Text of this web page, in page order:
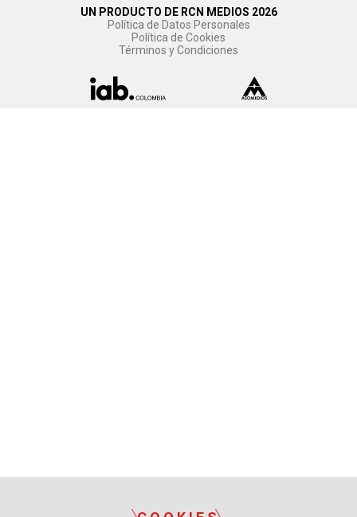
UN PRODUCTO DE RCN MEDIOS 2026
Política de Datos Personales
Política de Cookies
Términos y Condiciones